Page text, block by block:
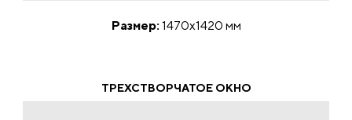
Размер: 1470х1420 мм
ТРЕХСТВОРЧАТОЕ ОКНО